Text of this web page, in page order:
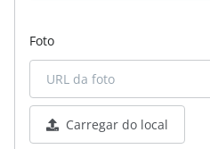
Foto
Carregar do local